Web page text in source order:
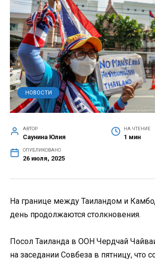
НОВОСТИ
АВТОР
Саунина Юлия
НА ЧТЕНИЕ
1 мин
ОПУБЛИКОВАНО
26 июля, 2025
На границе между Таиландом и
день продолжаются столкновения.
Посол Таиланда в ООН Чердчай
на заседании Совбеза в пятницу, что